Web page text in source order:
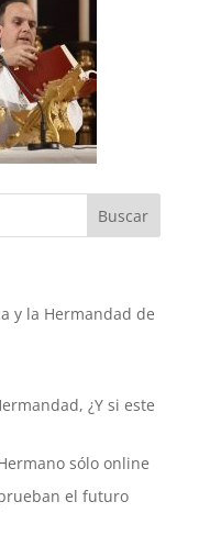
y la Hermandad de
¿Y si este
sólo online
el futuro